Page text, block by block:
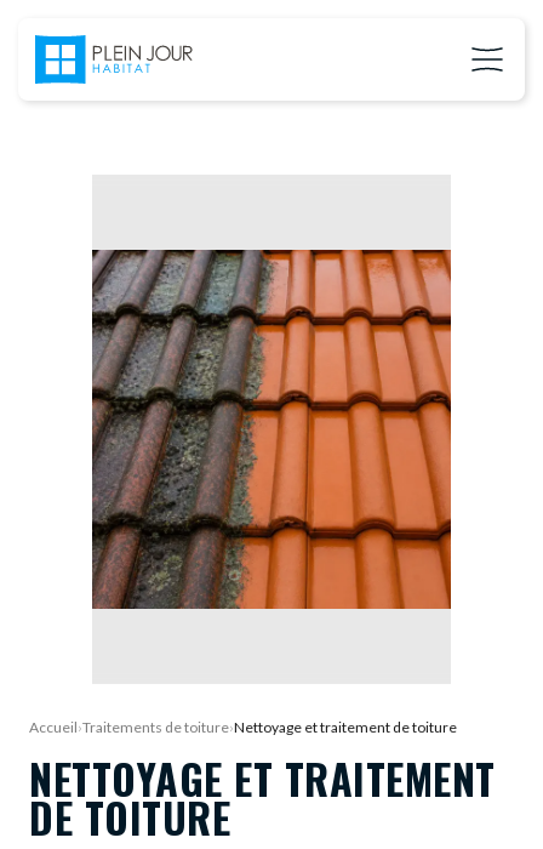
02 37 24 27 71
DEMANDE DE DEVIS
Accueil›Traitements de toiture›Nettoyage et traitement de toiture
NETTOYAGE ET TRAITEMENT
DE TOITURE